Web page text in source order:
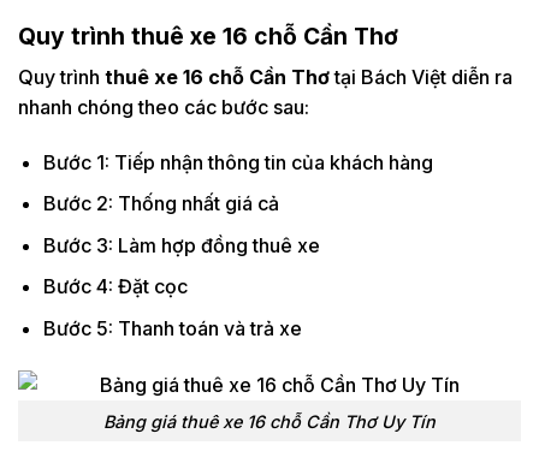
Quy trình thuê xe 16 chỗ Cần Thơ
Quy trình thuê xe 16 chỗ Cần Thơtại Bách Việt diễn ra
nhanh chóng theo các bước sau:
Bước 1: Tiếp nhận thông tin của khách hàng
Bước 2: Thống nhất giá cả
Bước 3: Làm hợp đồng thuê xe
Bước 4: Đặt cọc
Bước 5: Thanh toán và trả xe
Bảng giá thuê xe 16 chỗ Cần Thơ Uy Tín